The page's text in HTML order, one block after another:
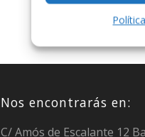
Nos encontrarás en:
C/ Amós de Escalante 12